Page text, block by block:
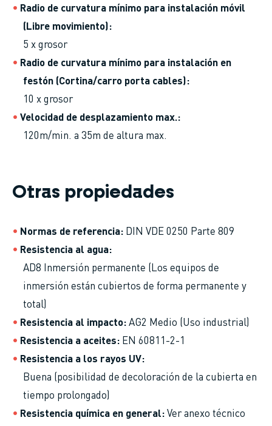
Radio de curvatura mínimo para instalación móvil
(Libre movimiento)
5 x grosor
Radio de curvatura mínimo para instalación en
festón (Cortina/carro porta cables)
10 x grosor
Velocidad de desplazamiento max.
120m/min. a 35m de altura max.
Otras propiedades
Normas de referencia DIN VDE 0250 Parte 809
Resistencia al agua
AD8 Inmersión permanente (Los equipos de
inmersión están cubiertos de forma permanente y
total)
Resistencia al impacto AG2 Medio (Uso industrial)
Resistencia a aceites EN 60811-2-1
Resistencia a los rayos UV
Buena (posibilidad de decoloración de la cubierta en
tiempo prolongado)
Resistencia química en general Ver anexo técnico